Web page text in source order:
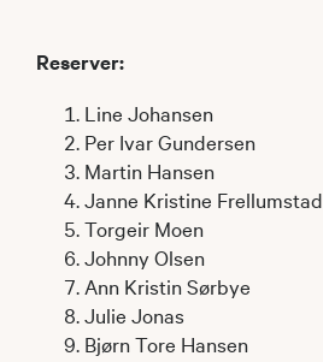
Reserver:
Line Johansen
Per Ivar Gundersen
Martin Hansen
Janne Kristine Frellumstad
Torgeir Moen
Johnny Olsen
Ann Kristin Sørbye
Julie Jonas
Bjørn Tore Hansen